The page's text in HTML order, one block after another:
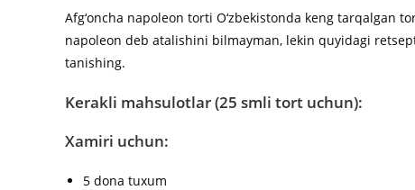
Afg‘oncha napoleon torti O‘zbekistonda keng tarqalgan
napoleon deb atalishini bilmayman, lekin quyidagi
tanishing.
Kerakli mahsulotlar (25 smli tort uchun):
Xamiri uchun:
5 dona tuxum